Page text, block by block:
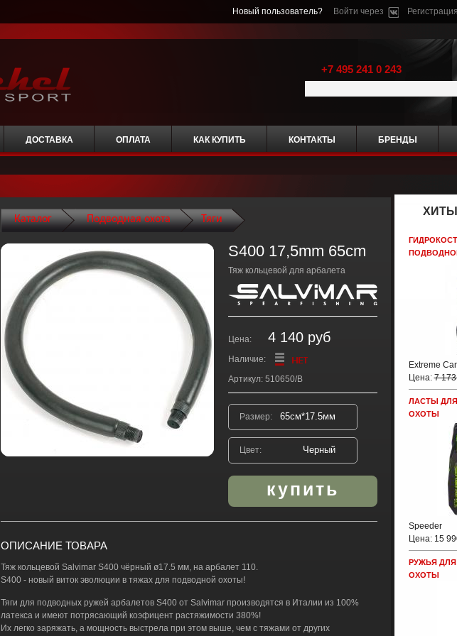
Новый пользователь? Войти через Регистрация
+7 495 241 0 243
ДОСТАВКА ОПЛАТА КАК КУПИТЬ КОНТАКТЫ БРЕНДЫ
Extreme
Цена:7
ЛАСТЫ
ОХОТЫ
Speeder
Цена: 15
РУЖЬЯ
ОХОТЫ
Каталог Подводная охота Тяги
S400 17,5mm 65cm
Тяж кольцевой для арбалета
Цена: 4 140 руб
Наличие:
Артикул: 510650/B
Размер:
Цвет:
ОПИСАНИЕ ТОВАРА
Тяж кольцевой Salvimar S400 чёрный ø17.5 мм, на арбалет 110.
S400 - новый виток эволюции в тяжах для подводной охоты!
Тяги для подводных ружей арбалетов S400 от Salvimar производятся в Италии из 100%
латекса и имеют потрясающий коэфицент растяжимости 380%!
Их легко заряжать, а мощность выстрела при этом выше, чем с тяжами от других